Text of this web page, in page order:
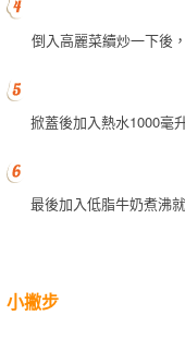
倒入高麗菜續炒一下後
掀蓋後加入熱水1000毫
最後加入低脂牛奶煮沸
小撇步